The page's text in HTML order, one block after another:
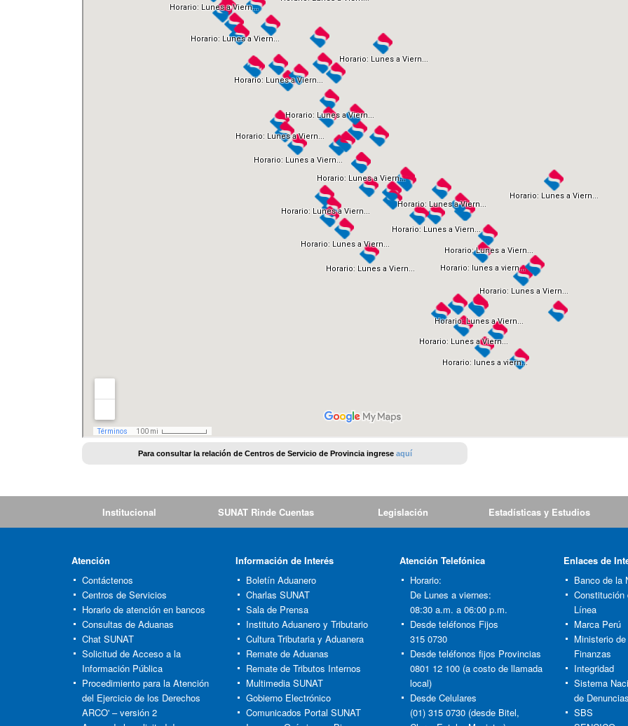
Para consultar la relación de Centros de Servicio de Provincia ingrese aquí
Institucional SUNAT Rinde Cuentas Legislación Estadísticas y Estudios
Atención
Contáctenos
Centros de Servicios
Horario de atención en bancos
Consultas de Aduanas
Chat SUNAT
Solicitud de Acceso a la
Información Pública
Procedimiento para la Atención
del Ejercicio de los Derechos
ARCO' – versión 2
Información de Interés
Boletín Aduanero
Charlas SUNAT
Sala de Prensa
Instituto Aduanero y Tributario
Cultura Tributaria y Aduanera
Remate de Aduanas
Remate de Tributos Internos
Multimedia SUNAT
Gobierno Electrónico
Comunicados Portal SUNAT
Atención Telefónica
Horario:
De Lunes a viernes:
08:30 a.m. a 06:00 p.m.
Desde teléfonos Fijos
315 0730
Desde teléfonos fijos Provincias
0801 12 100 (a costo de llamada
local)
Desde Celulares
(01) 315 0730 (desde Bitel,
Enlaces de
Banco de la
Constitución
Línea
Marca Perú
Ministerio
Finanzas
Integridad
Sistema
de Denuncias
SBS